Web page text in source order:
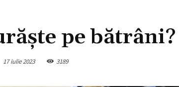
pe bătrâni?
17 iulie 2023 3189